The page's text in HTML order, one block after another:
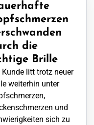
die
Brille
Kunde litt trotz neuer
weiterhin unter
und
sich zu